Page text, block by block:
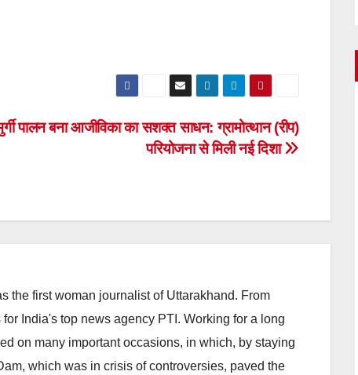
पालन बना आजीविका का सशक्त साधन: ग्रामोत्थान (रीप)
परियोजना से मिली नई दिशा
the first woman journalist of Uttarakhand. From
India's top news agency PTI. Working for a long
on many important occasions, in which, by staying
which was in crisis of controversies, paved the